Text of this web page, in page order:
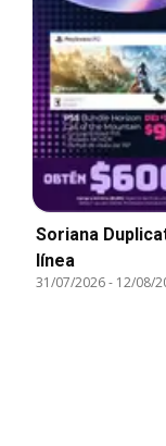
Soriana
línea
31/07/2026- 12/08/